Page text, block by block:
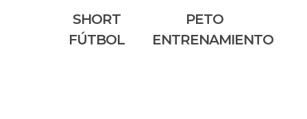
SHORT
FÚTBOL
PETO
ENTRENAMIENTO